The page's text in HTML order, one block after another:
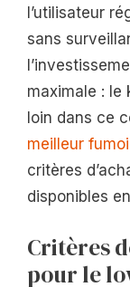
l’utilisateur
sans
maximale : le
loin dans ce
meilleur
critères
disponibles
Critères
pour le